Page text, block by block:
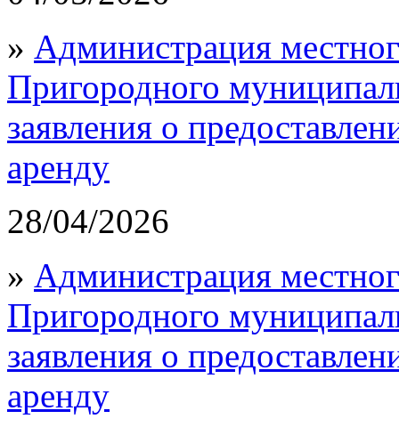
» Администрация
Пригородного
заявления о
аренду
28/04/2026
» Администрация
Пригородного
заявления о
аренду